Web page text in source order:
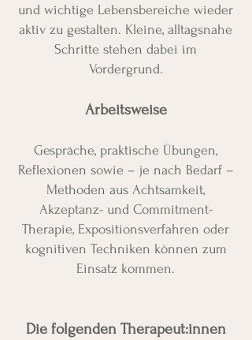
und wichtige Lebensbereiche wieder
aktiv zu gestalten. Kleine, alltagsnahe
Schritte stehen dabei im
Vordergrund.
Arbeitsweise
Gespräche, praktische Übungen,
Reflexionen sowie – je nach Bedarf –
Methoden aus Achtsamkeit,
Akzeptanz- und Commitment-
Therapie, Expositionsverfahren oder
kognitiven Techniken können zum
Einsatz kommen.
Die folgenden Therapeut:innen